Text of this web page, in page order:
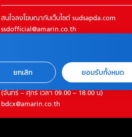
สนใจลงโฆษณากับเว็บไซต์ sudsapda.com
ssdofficial@amarin.co.th
ติดต่อแจ้งปัญหาหรือร้องเรียน
02-422-9999 ต่อ 4180
(จันทร์ – ศุกร์ เวลา 09.00 – 18.00 น)
bdcx@amarin.co.th
ยกเลิก ยอมรับทั้งหมด